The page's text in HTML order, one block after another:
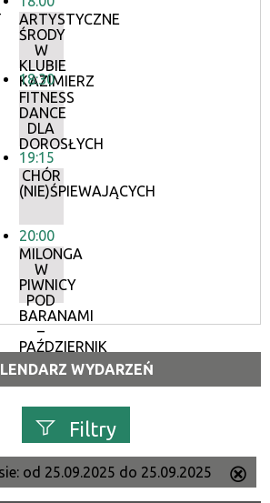
ARTYSTYCZNE
ŚRODY
W
KLUBIE
KAZIMIERZ
18:30
FITNESS
DANCE
DLA
DOROSŁYCH
19:15
CHÓR
(NIE)ŚPIEWAJĄCYCH
20:00
MILONGA
W
PIWNICY
POD
BARANAMI
–
PAŹDZIERNIK
WYDARZEŃ
Filtry
od 25.09.2025 do 25.09.2025
ten